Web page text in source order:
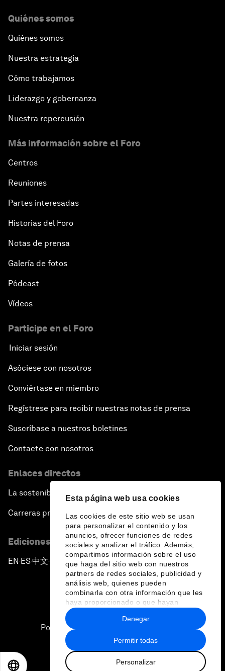
Esta página web usa cookies
Las cookies de este sitio web se usan
para personalizar el contenido y los
anuncios, ofrecer funciones de redes
sociales y analizar el tráfico. Además,
compartimos información sobre el uso
que haga del sitio web con nuestros
partners de redes sociales, publicidad y
análisis web, quienes pueden
combinarla con otra información que les
haya proporcionado o que hayan
recopilado a partir del uso que haya
hecho de sus servicios.
Permitir todas
Personalizar
Denegar
Quiénes somos
Quiénes somos
Nuestra estrategia
Cómo trabajamos
Liderazgo y gobernanza
Nuestra repercusión
Más información sobre el Foro
Centros
Reuniones
Partes interesadas
Historias del Foro
Notas de prensa
Galería de fotos
Pódcast
Vídeos
Participe en el Foro
Iniciar sesión
Asóciese con nosotros
Conviértase en miembro
Regístrese para recibir nuestras notas de prensa
Suscríbase a nuestros boletines
Contacte con nosotros
Enlaces directos
La sostenibilidad en el Foro
Carreras profesionales
Ediciones en otros idiomas
EN ▪ES▪中文▪ 日本語
Política de privacidad y normas de uso
Sitemap
2026 Foro Económico Mundial